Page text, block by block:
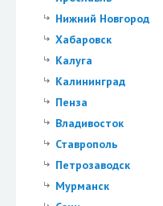
Нижний Новгород
Хабаровск
Калуга
Калининград
Пенза
Владивосток
Ставрополь
Петрозаводск
Мурманск